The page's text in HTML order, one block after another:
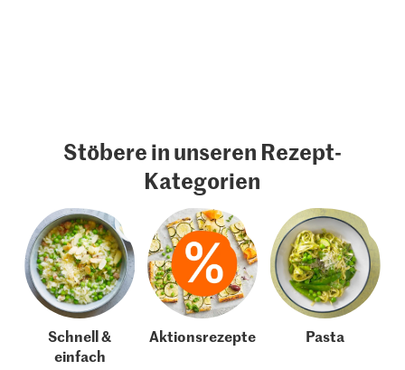
Stöbere in unseren Rezept-
Kategorien
Schnell &
einfach
Aktionsrezepte Pasta